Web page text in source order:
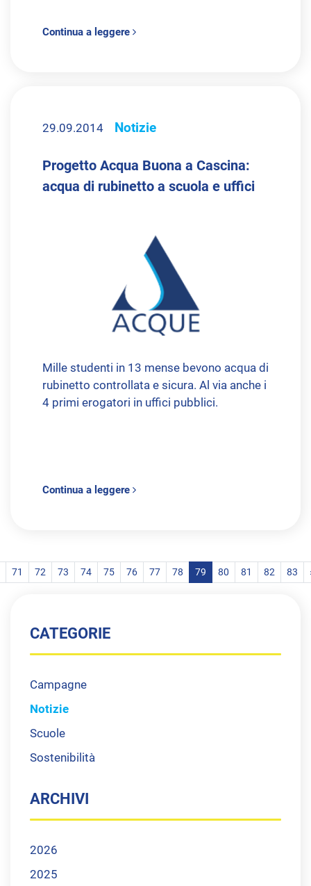
Continua a leggere
29.09.2014 Notizie
Progetto Acqua Buona a Cascina:
acqua di rubinetto a scuola e uffici
Mille studenti in 13 mense bevono acqua di
rubinetto controllata e sicura. Al via anche i
4 primi erogatori in uffici pubblici.
Continua a leggere
71 72 73 74 75 76 77 78 79 80 81 82 83
CATEGORIE
Campagne
Notizie
Scuole
Sostenibilità
ARCHIVI
2026
2025